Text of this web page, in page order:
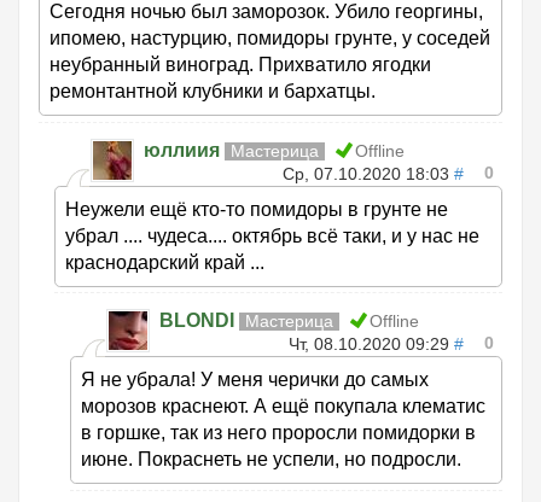
Сегодня ночью был заморозок. Убило георгины,
ипомею, настурцию, помидоры грунте, у соседей
неубранный виноград. Прихватило ягодки
ремонтантной клубники и бархатцы.
юллиия Мастерица
Offline
Ср, 07.10.2020 18:03 # 0
Неужели ещё кто-то помидоры в грунте не
убрал .... чудеса.... октябрь всё таки, и у нас не
краснодарский край ...
BLONDI Мастерица
Offline
Чт, 08.10.2020 09:29 # 0
Я не убрала! У меня черички до самых
морозов краснеют. А ещё покупала клематис
в горшке, так из него проросли помидорки в
июне. Покраснеть не успели, но подросли.